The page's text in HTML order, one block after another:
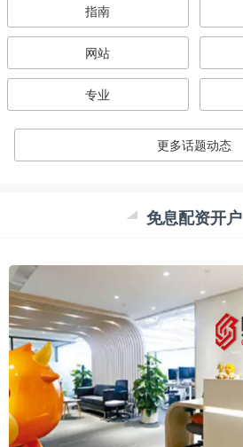
指南
网站
专业
更多话题动态
免息配资开户